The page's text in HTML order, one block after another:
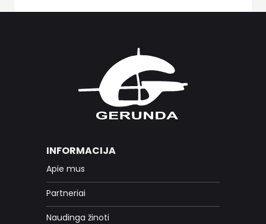
INFORMACIJA
Apie mus
Partneriai
Naudinga žinoti